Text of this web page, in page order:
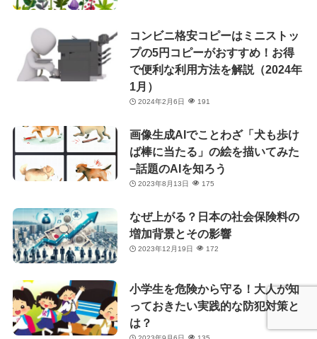
コンビニ格安コピーはミニストッ
プの5円コピーがおすすめ！お得
で便利な利用方法を解説（2024年
1月）
2024年2月6日 191
画像生成AIでことわざ「犬も歩け
ば棒に当たる」の絵を描いてみた
−話題のAIを知ろう
2023年8月13日 175
なぜ上がる？日本の社会保険料の
増加背景とその影響
2023年12月19日 172
小学生を危険から守る！大人が知
っておきたい実践的な防犯対策と
は？